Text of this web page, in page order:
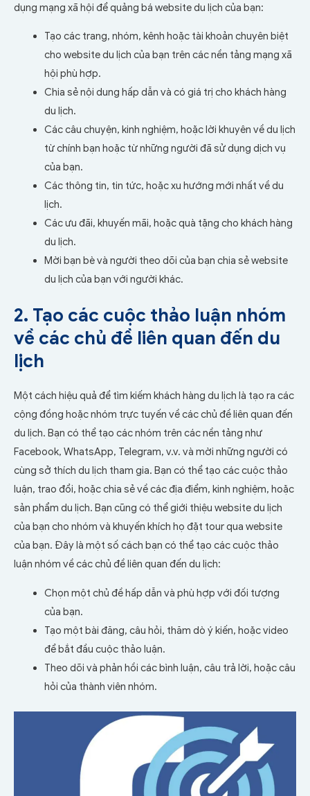
dụng mạng xã hội để quảng bá website du lịch của bạn:
Tạo các trang, nhóm, kênh hoặc tài khoản chuyên biệt
cho website du lịch của bạn trên các nền tảng mạng xã
hội phù hợp.
Chia sẻ nội dung hấp dẫn và có giá trị cho khách hàng
du lịch.
Các câu chuyện, kinh nghiệm, hoặc lời khuyên về du lịch
từ chính bạn hoặc từ những người đã sử dụng dịch vụ
của bạn.
Các thông tin, tin tức, hoặc xu hướng mới nhất về du
lịch.
Các ưu đãi, khuyến mãi, hoặc quà tặng cho khách hàng
du lịch.
Mời bạn bè và người theo dõi của bạn chia sẻ website
du lịch của bạn với người khác.
2. Tạo các cuộc thảo luận nhóm
về các chủ đề liên quan đến du
lịch
Một cách hiệu quả để tìm kiếm khách hàng du lịch là tạo ra các
cộng đồng hoặc nhóm trực tuyến về các chủ đề liên quan đến
du lịch. Bạn có thể tạo các nhóm trên các nền tảng như
Facebook, WhatsApp, Telegram, v.v. và mời những người có
cùng sở thích du lịch tham gia. Bạn có thể tạo các cuộc thảo
luận, trao đổi, hoặc chia sẻ về các địa điểm, kinh nghiệm, hoặc
sản phẩm du lịch. Bạn cũng có thể giới thiệu website du lịch
của bạn cho nhóm và khuyến khích họ đặt tour qua website
của bạn. Đây là một số cách bạn có thể tạo các cuộc thảo
luận nhóm về các chủ đề liên quan đến du lịch:
Chọn một chủ đề hấp dẫn và phù hợp với đối tượng
của bạn.
Tạo một bài đăng, câu hỏi, thăm dò ý kiến, hoặc video
để bắt đầu cuộc thảo luận.
Theo dõi và phản hồi các bình luận, câu trả lời, hoặc câu
hỏi của thành viên nhóm.